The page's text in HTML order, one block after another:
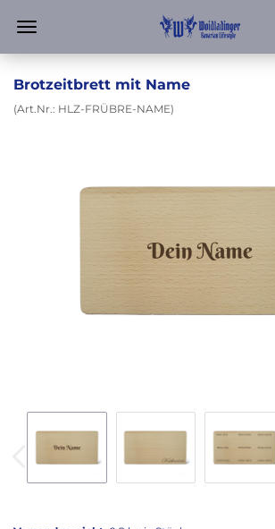
Brotzeitbrett mit Name
(Art.Nr.: HLZ-FRÜBRE-NAME)